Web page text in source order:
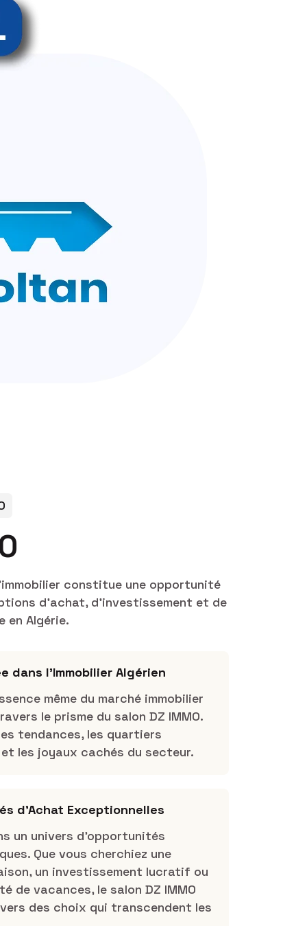
constitue une opportunité
d’achat, d’investissement et de
en Algérie.
dans l'Immobilier Algérien
même du marché immobilier
le prisme du salon DZ IMMO.
tendances, les quartiers
les joyaux cachés du secteur.
d'Achat Exceptionnelles
un univers d’opportunités
Que vous cherchiez une
un investissement lucratif ou
de vacances, le salon DZ IMMO
des choix qui transcendent les